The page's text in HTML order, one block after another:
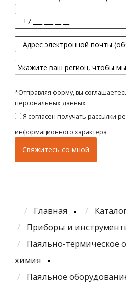
*Отправляя форму, вы
персональных данных
Я согласен получать рассылки
информационного характера
Главная
Приборы и
Паяльно-термическое
химия
Паяльное